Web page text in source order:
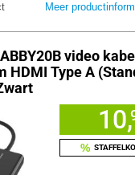
Meer
video kabel
HDMI Type A
10,
%